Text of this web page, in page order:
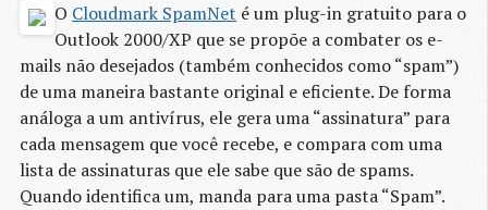
O Cloudmark SpamNet é um plug-in gratuito para o
Outlook 2000/XP que se propõe a combater os e-
mails não desejados (também conhecidos como “spam”)
de uma maneira bastante original e eficiente. De forma
análoga a um antivírus, ele gera uma “assinatura” para
cada mensagem que você recebe, e compara com uma
lista de assinaturas que ele sabe que são de spams.
Quando identifica um, manda para uma pasta “Spam”.